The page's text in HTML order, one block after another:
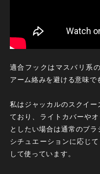
適合フックはマスバリ系
アーム絡みを避ける意味で
私はジャッカルのスクイ
ており、ライトカバーや
としたい場合は通常のブ
シチュエーションに応じ
して使っています。